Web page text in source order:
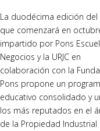
La duodécima edición del
que comenzará en
impartido por Pons
Negocios y la URJC en
colaboración con la
Pons propone un
educativo consolidado y
los más reputados en el
de la Propiedad Industrial